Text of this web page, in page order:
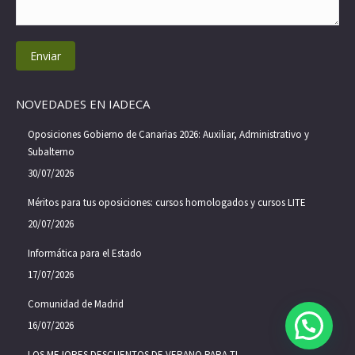
Enviar
NOVEDADES EN IADECA
Oposiciones Gobierno de Canarias 2026: Auxiliar, Administrativo y
Subalterno
30/07/2026
Méritos para tus oposiciones: cursos homologados y cursos LITE
20/07/2026
Informática para el Estado
17/07/2026
Comunidad de Madrid
16/07/2026